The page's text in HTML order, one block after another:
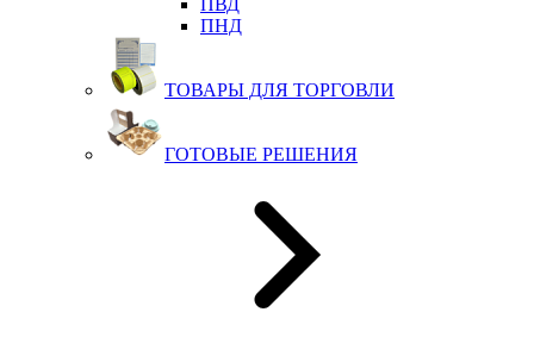
ПВД
ПНД
ТОВАРЫ ДЛЯ ТОРГОВЛИ
ГОТОВЫЕ РЕШЕНИЯ